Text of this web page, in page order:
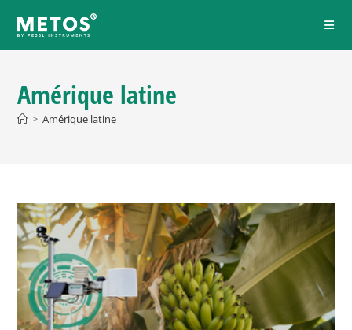
Amérique latine
> Amérique latine